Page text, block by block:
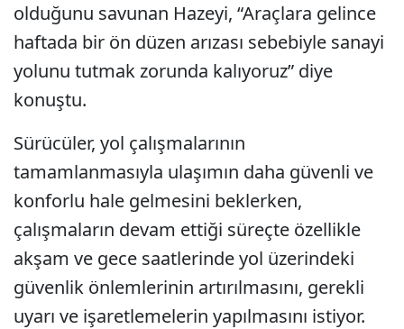
olduğunu savunan Hazeyi, “Araçlara gelince
haftada bir ön düzen arızası sebebiyle sanayi
yolunu tutmak zorunda kalıyoruz” diye
konuştu.
Sürücüler, yol çalışmalarının
tamamlanmasıyla ulaşımın daha güvenli ve
konforlu hale gelmesini beklerken,
çalışmaların devam ettiği süreçte özellikle
akşam ve gece saatlerinde yol üzerindeki
güvenlik önlemlerinin artırılmasını, gerekli
uyarı ve işaretlemelerin yapılmasını istiyor.